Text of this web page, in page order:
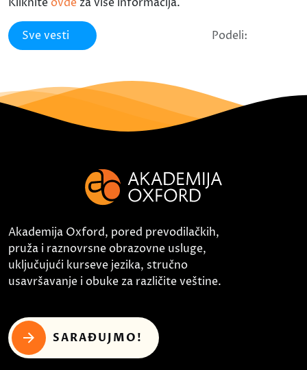
Sve vesti Podeli:
Akademija Oxford, pored prevodilačkih,
pruža i raznovrsne obrazovne usluge,
uključujući kurseve jezika, stručno
usavršavanje i obuke za različite veštine.
SARAĐUJMO!